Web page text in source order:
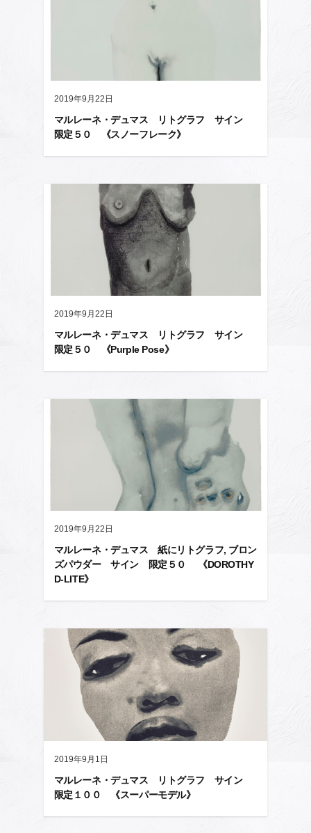
2019年9月22日
マルレーネ・デュマス リトグラフ サイン
限定５０ 《スノーフレーク》
2019年9月22日
マルレーネ・デュマス リトグラフ サイン
限定５０ 《Purple Pose》
2019年9月22日
マルレーネ・デュマス 紙にリトグラフ, ブロン
ズパウダー サイン 限定５０ 《DOROTHY
D-LITE》
2019年9月1日
マルレーネ・デュマス リトグラフ サイン
限定１００ 《スーパーモデル》